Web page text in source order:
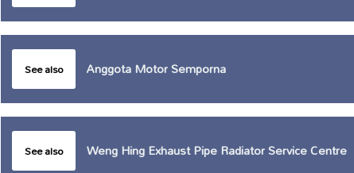
See also Anggota Motor Semporna
See also Weng Hing Exhaust Pipe Radiator Service Centre